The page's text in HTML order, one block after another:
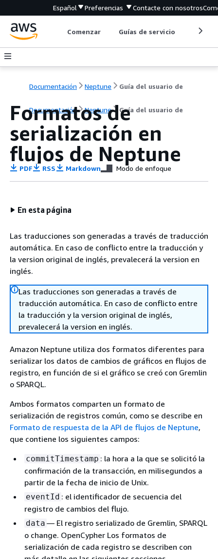
Español Preferencias Contacte con nosotros
Comenzar Guías de servicio
Documentación Neptune Guía del usuario de
Documentación Neptune Guía del usuario de
Formatos de
serialización en
flujos de Neptune
PDF RSS Markdown Modo de enfoque
En esta página
Las traducciones son generadas a través de traducción
automática. En caso de conflicto entre la traducción y
la version original de inglés, prevalecerá la version en
inglés.
Las traducciones son generadas a través de
traducción automática. En caso de conflicto entre
la traducción y la version original de inglés,
prevalecerá la version en inglés.
Amazon Neptune utiliza dos formatos diferentes para
serializar los datos de cambios de gráficos en flujos de
registro, en función de si el gráfico se creó con Gremlin
o SPARQL.
Ambos formatos comparten un formato de
serialización de registros común, como se describe en
Formato de respuesta de la API de flujos de Neptune,
que contiene los siguientes campos:
commitTimestamp : la hora a la que se solicitó la
confirmación de la transacción, en milisegundos a
partir de la fecha de inicio de Unix.
eventId : el identificador de secuencia del
registro de cambios del flujo.
data — El registro serializado de Gremlin, SPARQL
o change. OpenCypher Los formatos de
serialización de cada registro se describen con